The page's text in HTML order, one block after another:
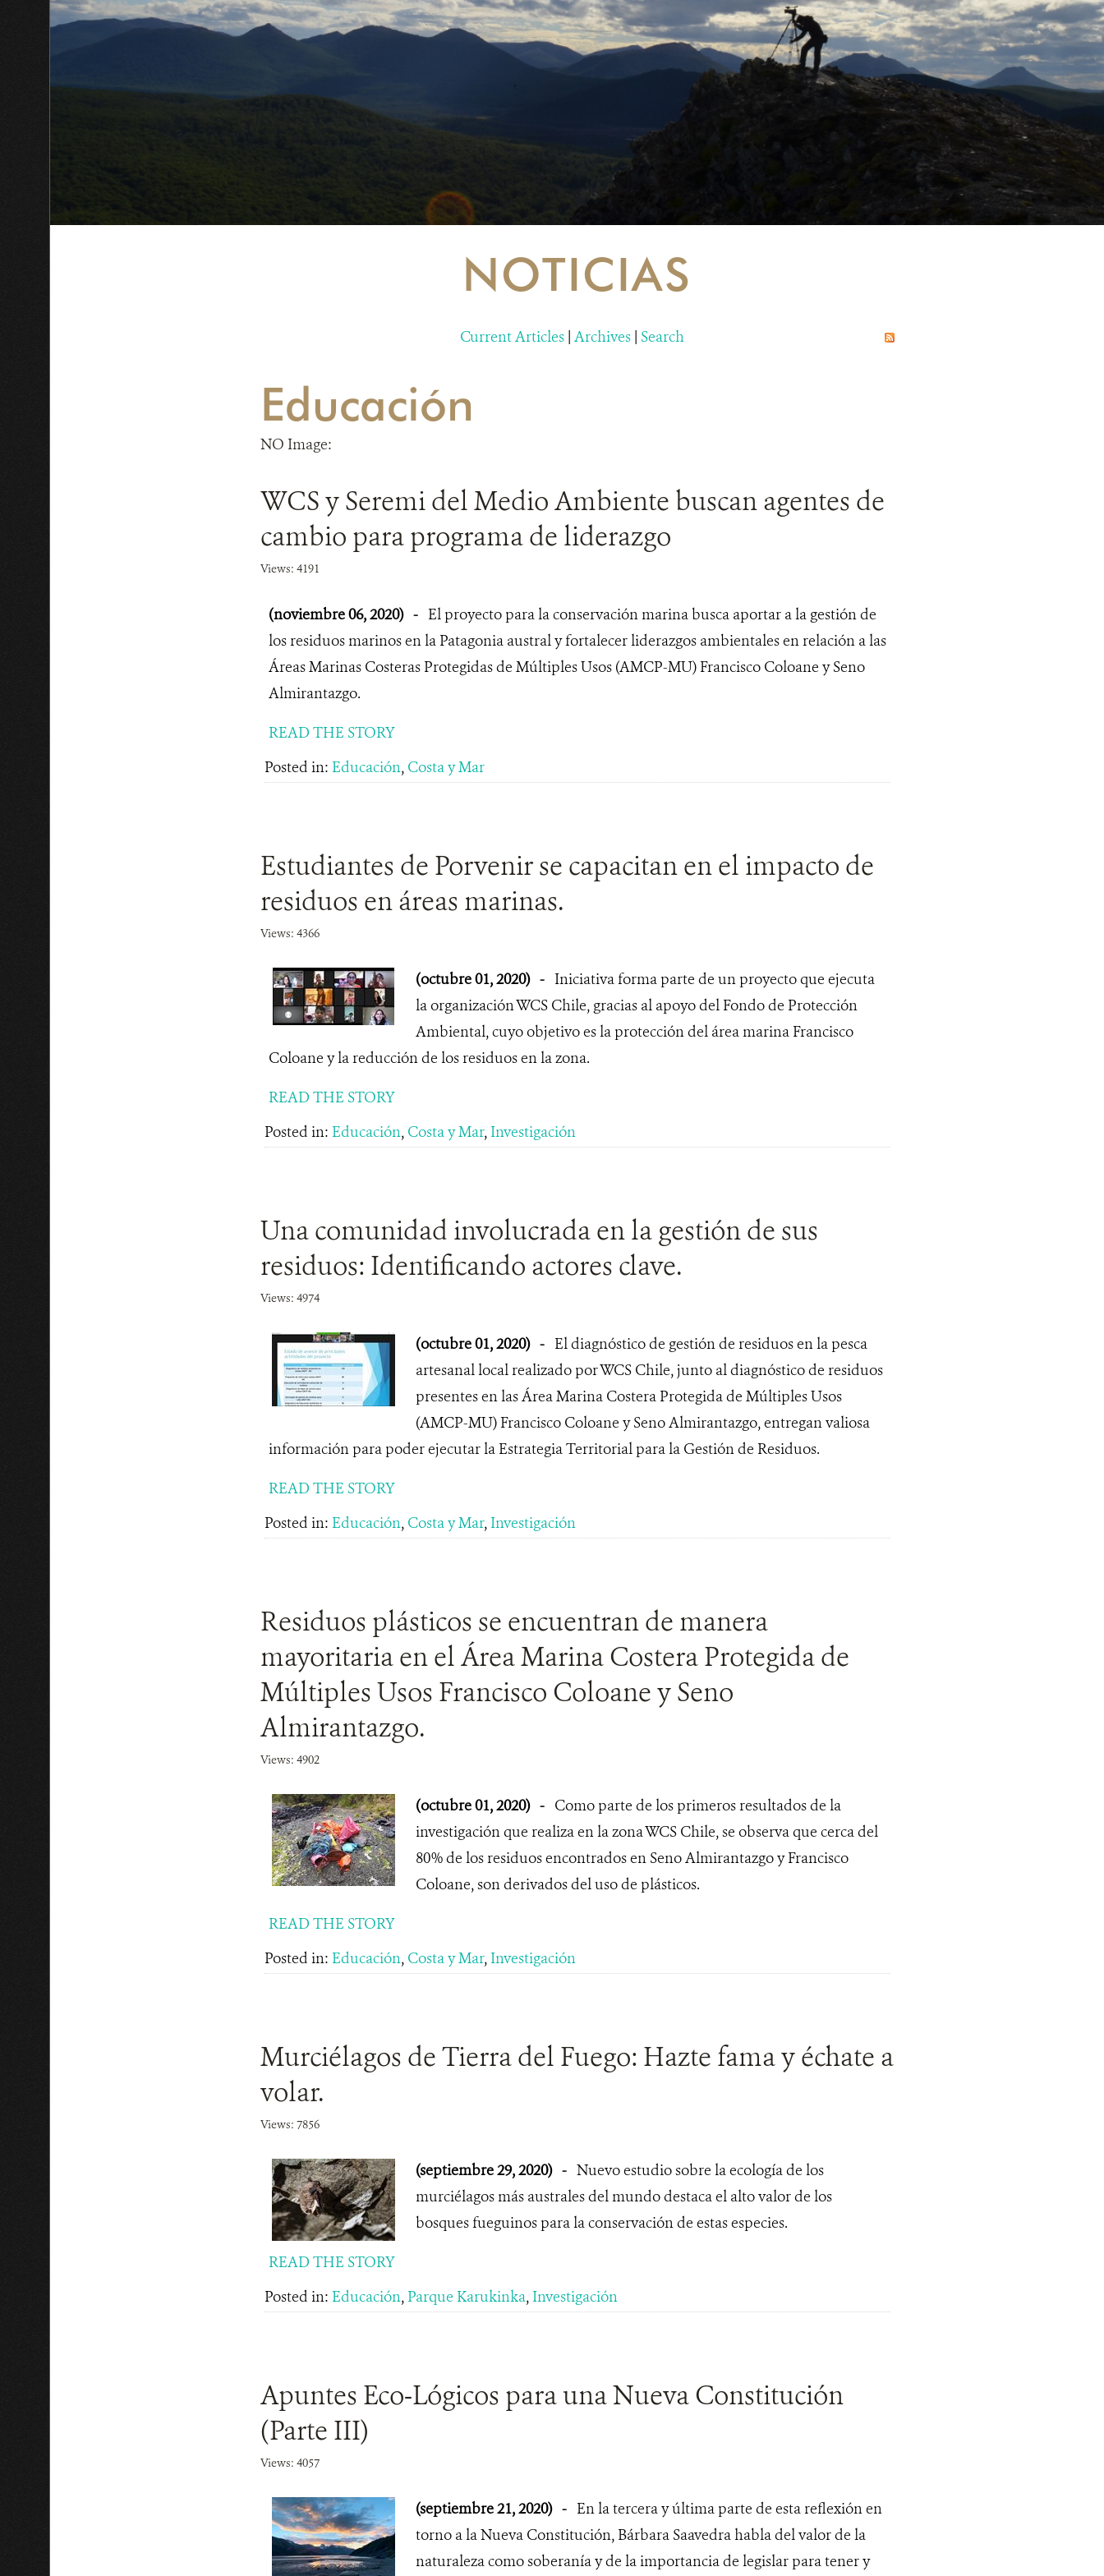
NOTICIAS
Current Articles | Archives | Search
Educación
NO Image:
WCS y Seremi del Medio Ambiente buscan agentes de
cambio para programa de liderazgo
Views: 4191
(noviembre 06, 2020) - El proyecto para la conservación marina busca aportar a la gestión de
los residuos marinos en la Patagonia austral y fortalecer liderazgos ambientales en relación a las
Áreas Marinas Costeras Protegidas de Múltiples Usos (AMCP-MU) Francisco Coloane y Seno
Almirantazgo.
READ THE STORY
Posted in: Educación, Costa y Mar
Estudiantes de Porvenir se capacitan en el impacto de
residuos en áreas marinas.
Views: 4366
(octubre 01, 2020) - Iniciativa forma parte de un proyecto que ejecuta
la organización WCS Chile, gracias al apoyo del Fondo de Protección
Ambiental, cuyo objetivo es la protección del área marina Francisco
Coloane y la reducción de los residuos en la zona.
READ THE STORY
Posted in: Educación, Costa y Mar, Investigación
Una comunidad involucrada en la gestión de sus
residuos: Identificando actores clave.
Views: 4974
(octubre 01, 2020) - El diagnóstico de gestión de residuos en la pesca
artesanal local realizado por WCS Chile, junto al diagnóstico de residuos
presentes en las Área Marina Costera Protegida de Múltiples Usos
(AMCP-MU) Francisco Coloane y Seno Almirantazgo, entregan valiosa
información para poder ejecutar la Estrategia Territorial para la Gestión de Residuos.
READ THE STORY
Posted in: Educación, Costa y Mar, Investigación
Residuos plásticos se encuentran de manera
mayoritaria en el Área Marina Costera Protegida de
Múltiples Usos Francisco Coloane y Seno
Almirantazgo.
Views: 4902
(octubre 01, 2020) - Como parte de los primeros resultados de la
investigación que realiza en la zona WCS Chile, se observa que cerca del
80% de los residuos encontrados en Seno Almirantazgo y Francisco
Coloane, son derivados del uso de plásticos.
READ THE STORY
Posted in: Educación, Costa y Mar, Investigación
Murciélagos de Tierra del Fuego: Hazte fama y échate a
volar.
Views: 7856
(septiembre 29, 2020) - Nuevo estudio sobre la ecología de los
murciélagos más australes del mundo destaca el alto valor de los
bosques fueguinos para la conservación de estas especies.
READ THE STORY
Posted in: Educación, Parque Karukinka, Investigación
Apuntes Eco-Lógicos para una Nueva Constitución
(Parte III)
Views: 4057
(septiembre 21, 2020) - En la tercera y última parte de esta reflexión en
torno a la Nueva Constitución, Bárbara Saavedra habla del valor de la
naturaleza como soberanía y de la importancia de legislar para tener y